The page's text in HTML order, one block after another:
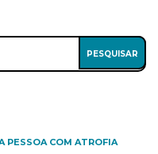
PESSOA COM ATROFIA